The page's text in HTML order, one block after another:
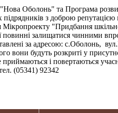
Оболонь" та Програма
з доброю репутацією
Мікропроекту "Придбання
повинні залищатися чинними
за адресою: с.Оболонь,
вони будуть розкриті у
приймаються і повертаються
(05341) 92342